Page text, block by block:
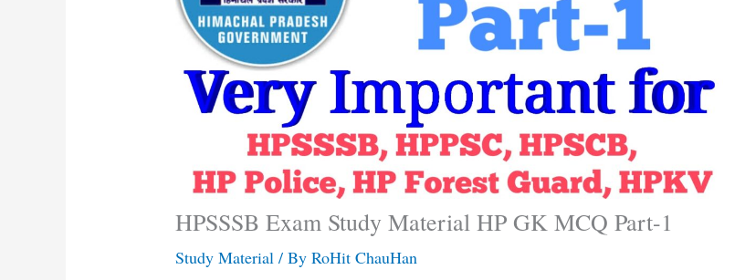
HPSSSB Exam Study Material HP GK MCQ Part-1
Study Material / ByRoHit ChauHan